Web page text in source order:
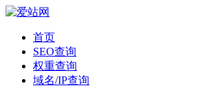
首页
SEO查询
权重查询
域名/IP查询